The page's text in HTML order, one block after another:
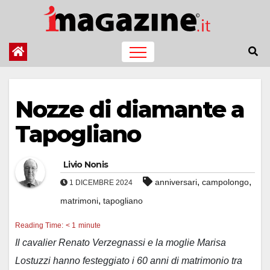
contenuto
Nozze di diamante a
Tapogliano
Livio Nonis
1 DICEMBRE 2024 anniversari, campolongo,
matrimoni, tapogliano
Reading Time: < 1 minute
Il cavalier Renato Verzegnassi e la moglie Marisa
Lostuzzi hanno festeggiato i 60 anni di matrimonio tra